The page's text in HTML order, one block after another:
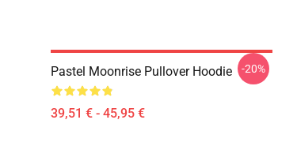
Pastel Moonrise Pullover Hoodie
39,51 € - 45,95 €
-20%